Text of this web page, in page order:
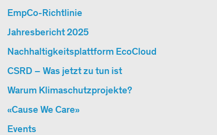
EmpCo-Richtlinie
Jahresbericht 2025
Nachhaltigkeitsplattform EcoCloud
CSRD – Was jetzt zu tun ist
Warum Klimaschutzprojekte?
«Cause We Care»
Events